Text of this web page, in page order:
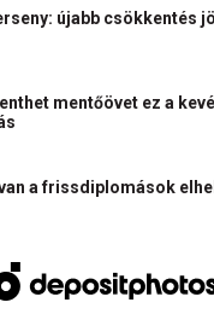
újabb csökkentés
mentőövet ez a
a frissdiplomások